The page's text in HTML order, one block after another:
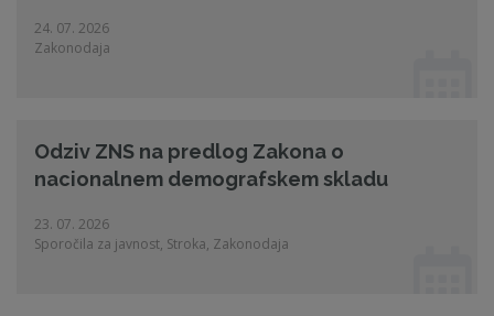
24. 07. 2026
Zakonodaja
Odziv ZNS na predlog Zakona o
nacionalnem demografskem skladu
23. 07. 2026
Sporočila za javnost, Stroka, Zakonodaja